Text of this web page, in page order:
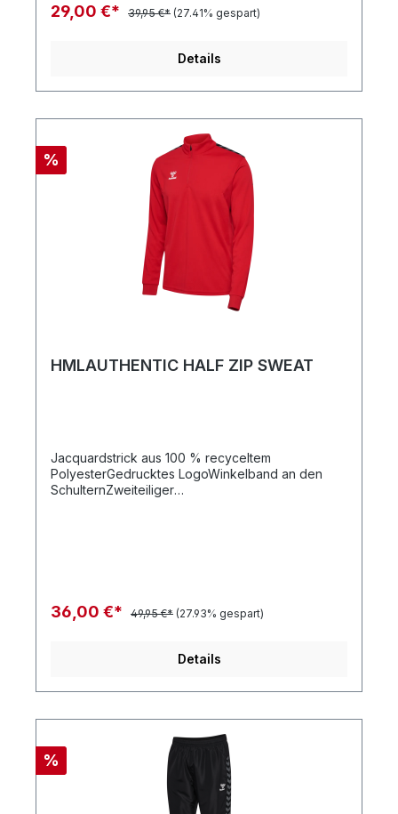
29,00 €* 39,95 €* (27.41% gespart)
Details
%
HMLAUTHENTIC HALF ZIP SWEAT
Jacquardstrick aus 100 % recyceltem
PolyesterGedrucktes LogoWinkelband an den
SchulternZweiteiliger
36,00 €* 49,95 €* (27.93% gespart)
Details
%